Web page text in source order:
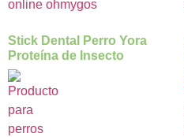
Stick Dental Perro Yora
Proteína de Insecto